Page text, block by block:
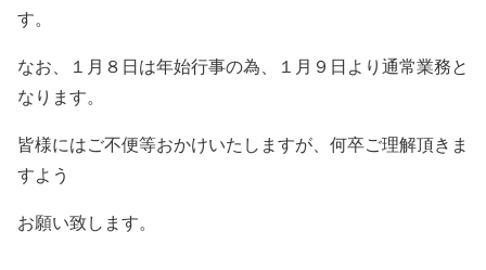
す。
なお、１月８日は年始行事の為、１月９日より通常業務と
なります。
皆様にはご不便等おかけいたしますが、何卒ご理解頂きま
すよう
お願い致します。